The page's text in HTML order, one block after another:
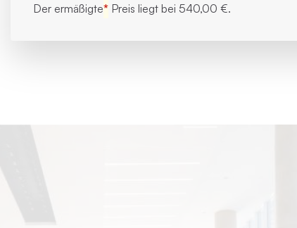
Der ermäßigte* Preis liegt bei 540,00 €.